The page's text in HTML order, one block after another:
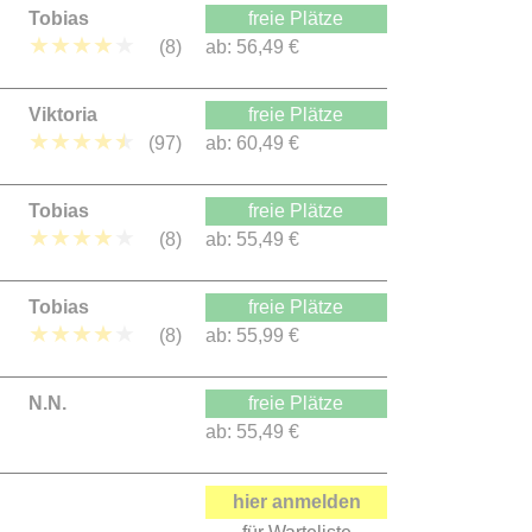
Tobias
★★★★ (8)
freie Plätze
ab: 56,49 €
Viktoria
★★★★★ (97)
freie Plätze
ab: 60,49 €
Tobias
★★★★ (8)
freie Plätze
ab: 55,49 €
Tobias
★★★★ (8)
freie Plätze
ab: 55,99 €
N.N.
freie Plätze
ab: 55,49 €
hier anmelden